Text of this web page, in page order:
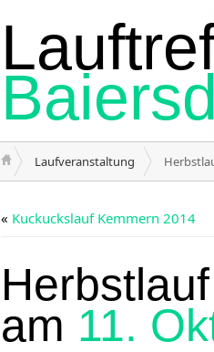
Laufveranstaltung
« Kuckuckslauf Kemmern 2014
am 11.